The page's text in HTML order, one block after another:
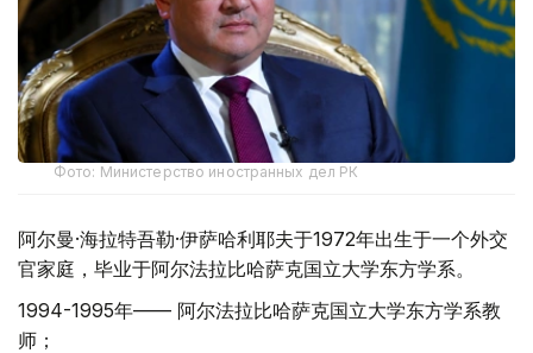
Фото: Министерство иностранных дел РК
阿尔曼·海拉特吾勒·伊萨哈利耶夫于1972年出生于一个外交
官家庭，毕业于阿尔法拉比哈萨克国立大学东方学系。
1994-1995年—— 阿尔法拉比哈萨克国立大学东方学系教
师；